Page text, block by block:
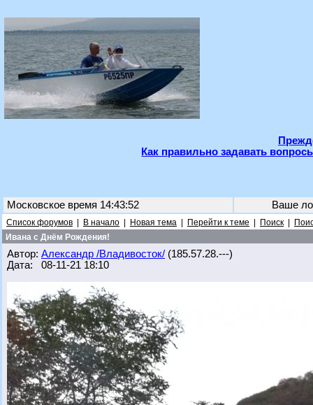
Как правильно задавать
Московское время 14:43:52 Ваше
Список форумов В начало Новая тема Перейти к теме Поиск
Ивана с Днём Рождения!
Автор: Александр /Владивосток/ (185.57.28.---)
Дата: 08-11-21 18:10